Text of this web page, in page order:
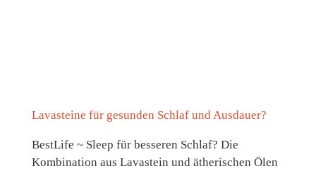
Lavasteine für gesunden Schlaf und Ausdauer?
BestLife ~ Sleep für besseren Schlaf? Die
Kombination aus Lavastein und ätherischen Ölen